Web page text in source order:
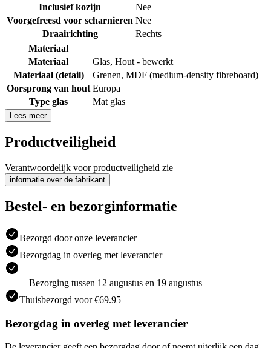
Inclusief kozijn
Nee
Voorgefreesd voor scharnieren Nee
Draairichting
Rechts
Materiaal
Materiaal
Glas, Hout - bewerkt
Materiaal (detail)
Grenen, MDF (medium-density fibreboard)
Oorsprong van hout Europa
Type glas
Mat glas
Lees meer
Productveiligheid
Verantwoordelijk voor productveiligheid zie
informatie over de fabrikant
Bestel- en bezorginformatie
Bezorgd door onze leverancier
Bezorgdag in overleg met leverancier
Bezorging tussen 12 augustus en 19 augustus
Thuisbezorgd voor €69.95
Bezorgdag in overleg met leverancier